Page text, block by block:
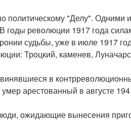
политическому "Делу". Одними
годы революции 1917 года
судьбы, уже в июле 1917
Троцкий, каменев,
в
арестованный в августе
ожидающие вынесения